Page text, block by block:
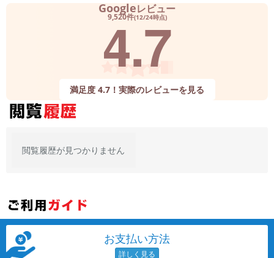
Googleレビュー
9,520件(12/24時点)
4.7
満足度 4.7！実際のレビューを見る
閲覧履歴が見つかりません
お支払い方法
OS
メモリ
容量
~
モニタサイズ